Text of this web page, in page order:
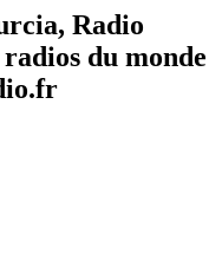
Radio
du monde